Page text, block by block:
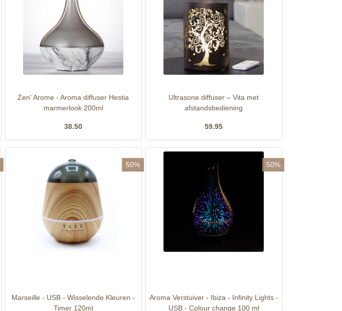
Zen' Arome - Aroma diffuser Hestia
marmerlook 200ml
38.50
Ultrasone diffuser – Vita met
afstandsbediening
59.95
50%
Marseille - USB - Wisselende Kleuren -
Timer 120ml
50%
Aroma Verstuiver - Ibiza - Infinity Lights -
USB - Colour change 100 ml